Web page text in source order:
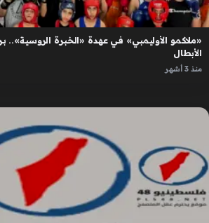
«ملاكمو الأوليمبي» في عهدة «الخبرة الروسية»..
الأبطال
منذ 3 أشهر